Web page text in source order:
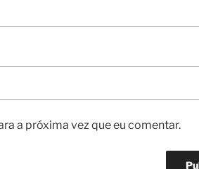
a próxima vez que eu comentar.